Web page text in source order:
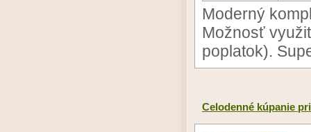
Moderný
Možnosť
poplatok).
Celodenné kúpanie